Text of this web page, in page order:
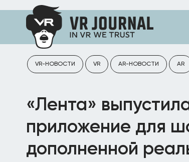
VR-НОВОСТИ VR AR-НОВОСТИ AR
«Лента»
приложение для
дополненной